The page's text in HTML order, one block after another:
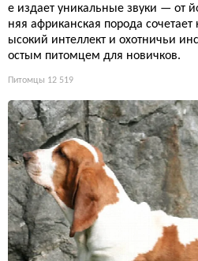
е издает уникальные звуки — от
няя африканская порода
ысокий интеллект и охотничьи
остым питомцем для новичков.
Питомцы 12 519